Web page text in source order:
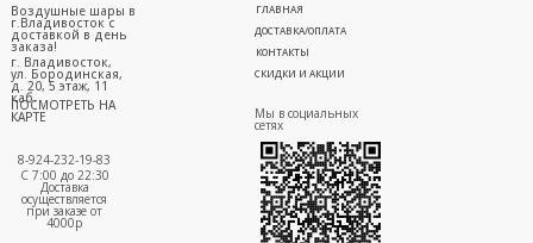
г. Владивосток,
ул. Бородинская,
д. 20, 5 этаж, 11
каб.
ПОСМОТРЕТЬ НА
КАРТЕ
ГЛАВНАЯ
ДОСТАВКА/ОПЛАТА
СКИДКИ И АКЦИИ
КОНТАКТЫ
8-924-232-19-83
С 7:00 до 22:30
Доставка
осуществляется
при заказе от
4000р
Воздушные шары в
г.Владивосток с
доставкой в день
заказа!
Мы в социальных
сетях